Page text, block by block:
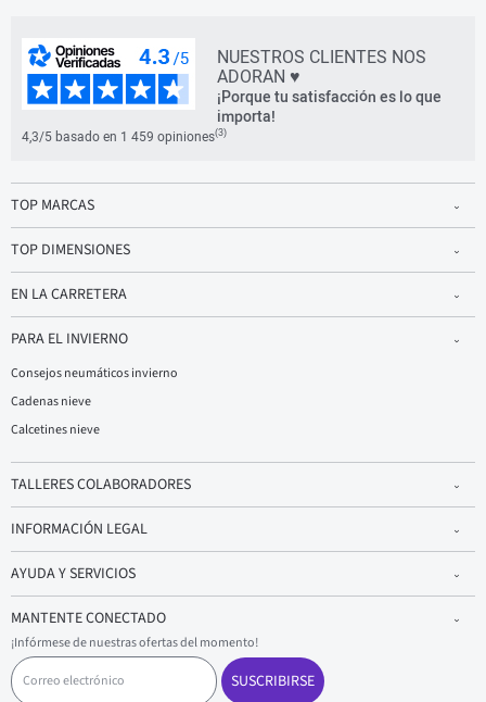
NUESTROS CLIENTES NOS
ADORAN ♥
¡Porque tu satisfacción es lo que
importa!
4,3/5 basado en 1 459 opiniones(3)
TOP MARCAS
TOP DIMENSIONES
EN LA CARRETERA
PARA EL INVIERNO
Consejos neumáticos invierno
Cadenas nieve
Calcetines nieve
TALLERES COLABORADORES
INFORMACIÓN LEGAL
AYUDA Y SERVICIOS
MANTENTE CONECTADO
¡Infórmese de nuestras ofertas del momento!
C
o
SUSCRIBIRSE